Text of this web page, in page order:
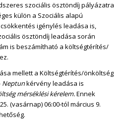
szociális ösztöndíj pályázatra
külön a Szociális alapú
igénylés leadása is,
ösztöndíj leadása során
is beszámítható a költségtérítés/
mellett a Költségtérítés/önköltség
Neptunkérvény leadása is
mérséklési kérelem.Ennek
(vasárnap) 06:00-tól március 9.